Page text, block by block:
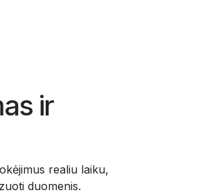
ir
realiu laiku,
duomenis.